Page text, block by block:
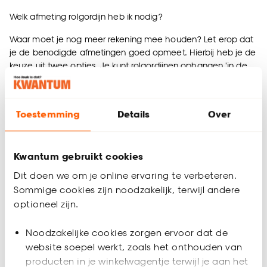
Toestemming Details Over
Kwantum gebruikt cookies
Dit doen we om je online ervaring te verbeteren.
Sommige cookies zijn noodzakelijk, terwijl andere
optioneel zijn.
Noodzakelijke cookies zorgen ervoor dat de
website soepel werkt, zoals het onthouden van
producten in je winkelwagentje terwijl je aan het
Welk afmeting rolgordijn heb ik nodig?
Waar moet je nog meer rekening mee houden? Let erop dat
je de benodigde afmetingen goed opmeet. Hierbij heb je de
keuze uit twee opties. Je kunt rolgordijnen ophangen 'in de
dag' of 'op de dag'. Dit bepaalt deels welke afmetingen je
nodig hebt.
Bekijk de meetinstructies voor rolgordijnen >
Welke stof voor mijn rolgordijn kiezen?
stijl van je interieur. Waar moet je dan op letten? Begin bij de
structuur. Een rolgordijn met een fijne structuur past perfect
bij een moderne en strakke stijl. Een grove structuur leent
interieur. Weet je welke structuur je wilt? Dan kun je door naar
de stofkeuze. De kwaliteit van goede rolgordijnen wordt voor
een groot deel bepaald door het materiaal. Er zijn